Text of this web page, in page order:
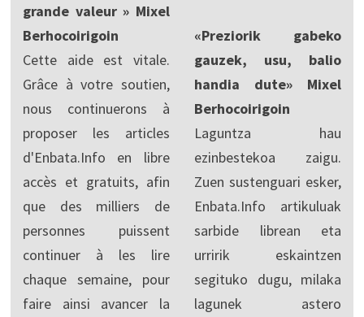
grande valeur » Mixel
Berhocoirigoin
Cette aide est vitale.
Grâce à votre soutien,
nous continuerons à
proposer les articles
d'Enbata.Info en libre
accès et gratuits, afin
que des milliers de
personnes puissent
continuer à les lire
chaque semaine, pour
faire ainsi avancer la
«Preziorik gabeko
gauzek, usu, balio
handia dute» Mixel
Berhocoirigoin
Laguntza hau
ezinbestekoa zaigu.
Zuen sustenguari esker,
Enbata.Info artikuluak
sarbide librean eta
urririk eskaintzen
segituko dugu, milaka
lagunek astero